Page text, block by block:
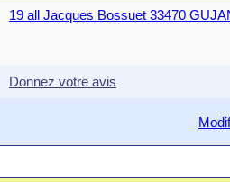
19 all Jacques Bossuet 33470
Donnez votre avis